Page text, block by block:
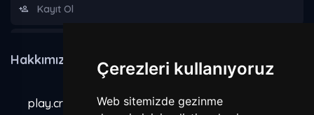
Çerezleri kullanıyoruz
Web sitemizde gezinme
Kayıt Ol
Hakkımızda
play.craxecraft.com